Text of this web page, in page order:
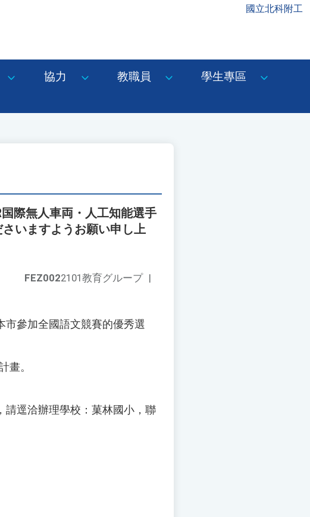
國立北科附工
協力 教職員
學生專區
際無人車両・人工知能選手
いますようお願い申し上
FEZ0022101教育グループ |
參加全國語文競賽的優秀選
畫。
請逕洽辦理學校：菓林國小，聯